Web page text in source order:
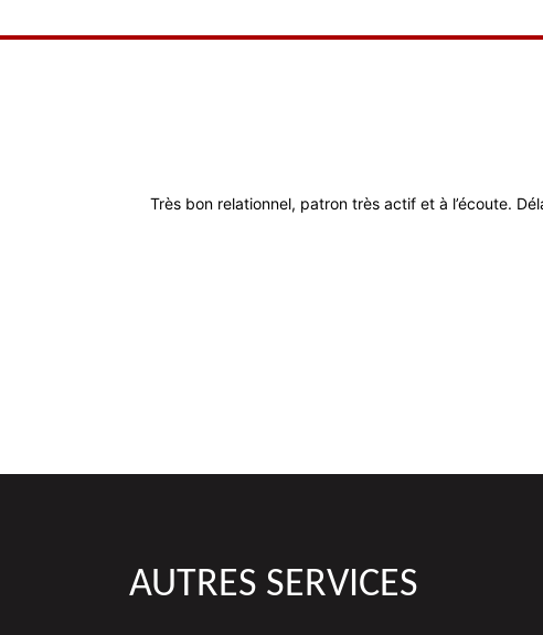
Très bon relationnel, patron très actif et à l’écoute.
AUTRES SERVICES